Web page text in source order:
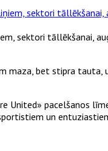
sektori tāllēkšanai,
maza, bet stipra
United» pacelšanos
un